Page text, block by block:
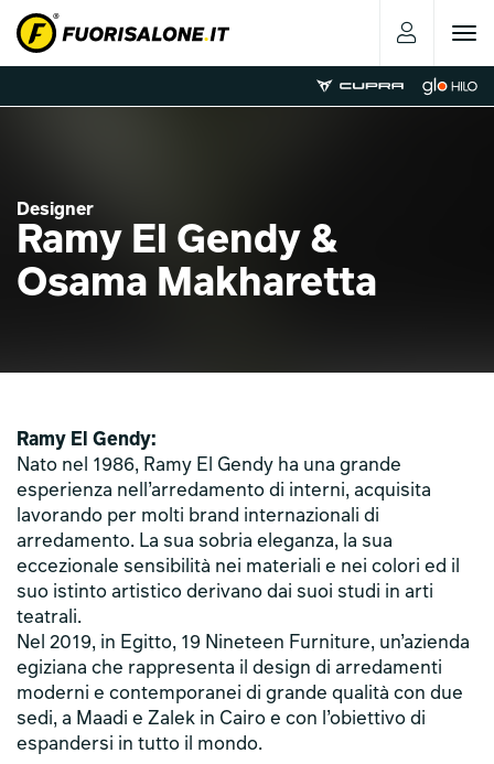
Toggle
Designer
Ramy El Gendy &
Osama Makharetta
Ramy El Gendy:
Nato nel 1986, Ramy El Gendy ha una grande
esperienza nell’arredamento di interni, acquisita
lavorando per molti brand internazionali di
arredamento. La sua sobria eleganza, la sua
eccezionale sensibilità nei materiali e nei colori ed il
suo istinto artistico derivano dai suoi studi in arti
teatrali.
Nel 2019, in Egitto, 19 Nineteen Furniture, un’azienda
egiziana che rappresenta il design di arredamenti
moderni e contemporanei di grande qualità con due
sedi, a Maadi e Zalek in Cairo e con l’obiettivo di
espandersi in tutto il mondo.